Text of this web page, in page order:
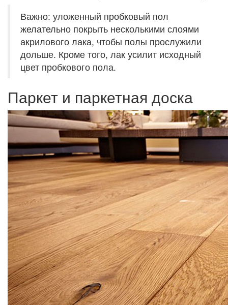
Важно: уложенный пробковый пол
желательно покрыть несколькими слоями
акрилового лака, чтобы полы прослужили
дольше. Кроме того, лак усилит исходный
цвет пробкового пола.
Паркет и паркетная доска